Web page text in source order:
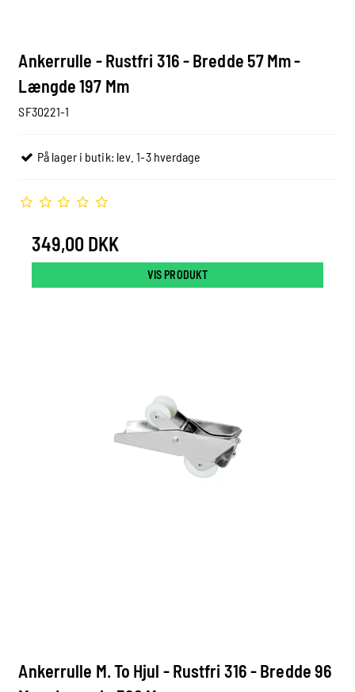
Ankerrulle - Rustfri 316 - Bredde 57 Mm -
Længde 197 Mm
SF30221-1
På lager i butik: lev. 1-3 hverdage
349,00 DKK
VIS PRODUKT
Ankerrulle M. To Hjul - Rustfri 316 - Bredde 96